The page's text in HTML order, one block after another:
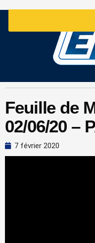
Feuille de
02/06/20 –
7 février 2020